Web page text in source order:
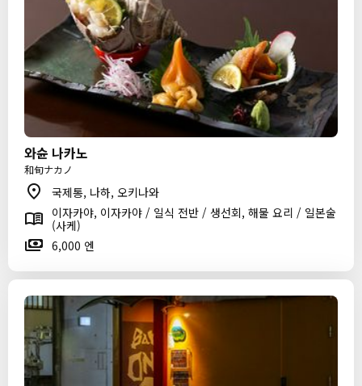
와슌 나카노
和旬ナカノ
국제통, 나하, 오키나와
이자카야, 이자카야 / 일식 전반 / 생선회, 해물 요리 / 일본술
(사케)
6,000 엔